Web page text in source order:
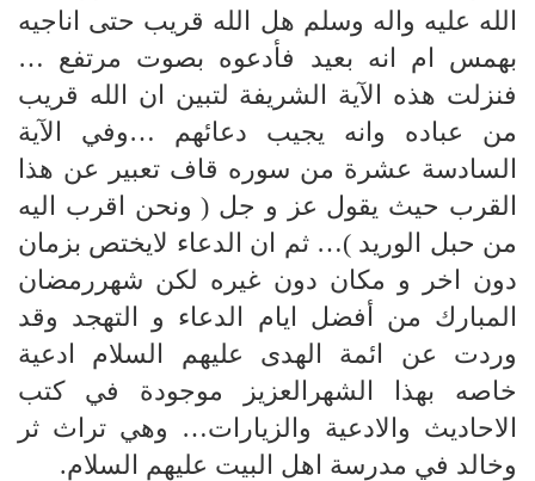
الله عليه واله وسلم هل الله قريب حتى اناجيه
بهمس ام انه بعيد فأدعوه بصوت مرتفع …
فنزلت هذه الآية الشريفة لتبين ان الله قريب
من عباده وانه يجيب دعائهم …وفي الآية
السادسة عشرة من سوره قاف تعبير عن هذا
القرب حيث يقول عز و جل ( ونحن اقرب اليه
من حبل الوريد )… ثم ان الدعاء لايختص بزمان
دون اخر و مكان دون غيره لكن شهررمضان
المبارك من أفضل ايام الدعاء و التهجد وقد
وردت عن ائمة الهدى عليهم السلام ادعية
خاصه بهذا الشهرالعزيز موجودة في كتب
الاحاديث والادعية والزيارات… وهي تراث ثر
وخالد في مدرسة اهل البيت عليهم السلام.